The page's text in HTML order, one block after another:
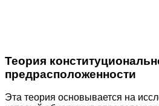
Теория
предрасположенности
Эта теория основывается на